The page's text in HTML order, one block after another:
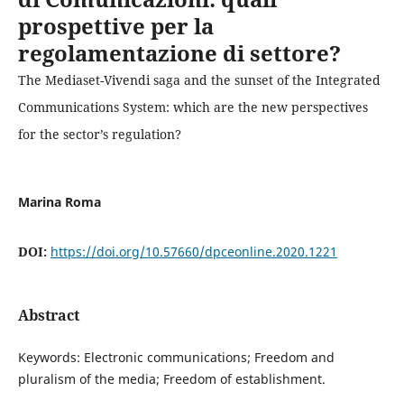
prospettive per la
regolamentazione di settore?
The Mediaset-Vivendi saga and the sunset of the Integrated
Communications System: which are the new perspectives
for the sector’s regulation?
Marina Roma
DOI: https://doi.org/10.57660/dpceonline.2020.1221
Abstract
Keywords: Electronic communications; Freedom and
pluralism of the media; Freedom of establishment.